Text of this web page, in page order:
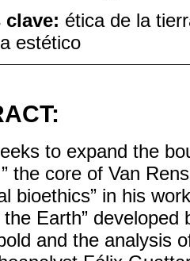
clave: ética de la
estético
to expand the
the core of Van
bioethics” in his
the Earth”
and the analysis